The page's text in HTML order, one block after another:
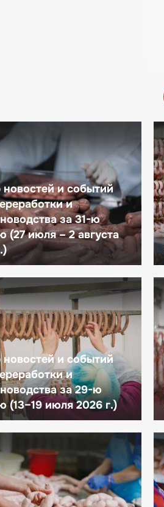
и событий
и
за 31-ю
(27 июля – 2 августа
и событий
и
за 29-ю
(13–19 июля 2026 г.)